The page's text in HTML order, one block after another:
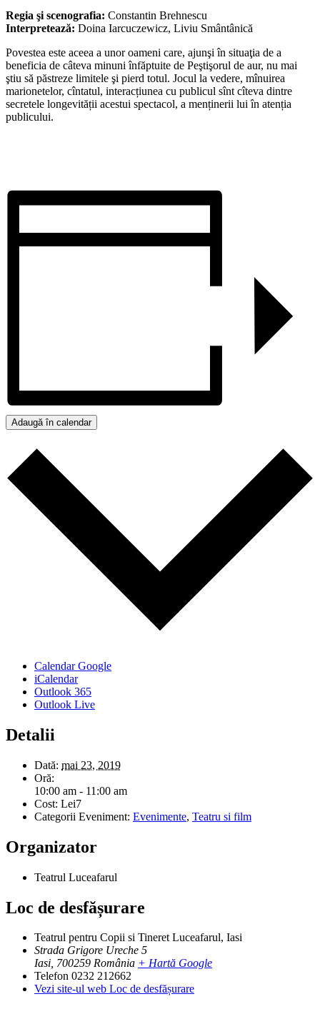
Regia şi scenografia: Constantin Brehnescu
Interpretează: Doina Iarcuczewicz, Liviu Smântânică
Povestea este aceea a unor oameni care, ajunşi în situaţia de a
beneficia de câteva minuni înfăptuite de Peştişorul de aur, nu mai
ştiu să păstreze limitele şi pierd totul. Jocul la vedere, mînuirea
marionetelor, cîntatul, interacțiunea cu publicul sînt cîteva dintre
secretele longevității acestui spectacol, a menținerii lui în atenția
publicului.
Adaugă în calendar
Calendar Google
iCalendar
Outlook 365
Outlook Live
Detalii
Dată: mai 23, 2019
Oră:
10:00 am - 11:00 am
Cost: Lei7
Categorii Eveniment: Evenimente, Teatru si film
Organizator
Teatrul Luceafarul
Loc de desfășurare
Teatrul pentru Copii si Tineret Luceafarul, Iasi
Strada Grigore Ureche 5
Iasi, 700259 România + Hartă Google
Telefon 0232 212662
Vezi site-ul web Loc de desfășurare